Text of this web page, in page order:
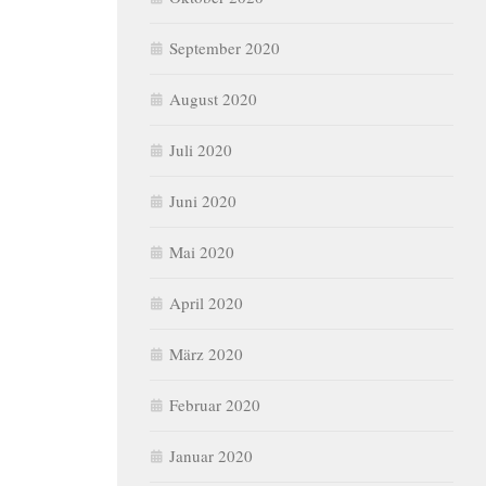
September 2020
August 2020
Juli 2020
Juni 2020
Mai 2020
April 2020
März 2020
Februar 2020
Januar 2020